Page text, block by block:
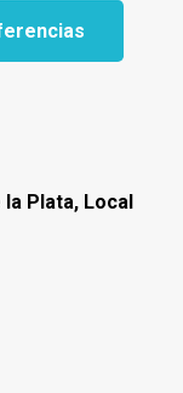
Plata, Local